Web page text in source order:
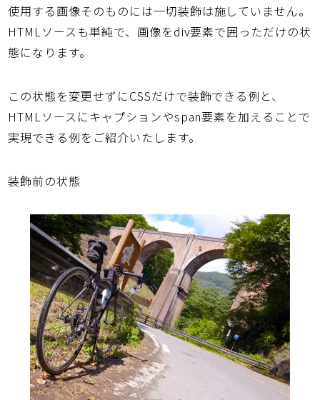
使用する画像そのものには一切装飾は施していません。
HTMLソースも単純で、画像をdiv要素で囲っただけの状
態になります。
この状態を変更せずにCSSだけで装飾できる例と、
HTMLソースにキャプションやspan要素を加えることで
実現できる例をご紹介いたします。
装飾前の状態